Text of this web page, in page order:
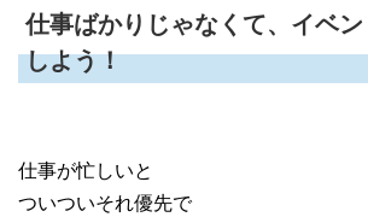
仕事ばかりじゃなくて、イベ
しよう！
仕事が忙しいと
ついついそれ優先で